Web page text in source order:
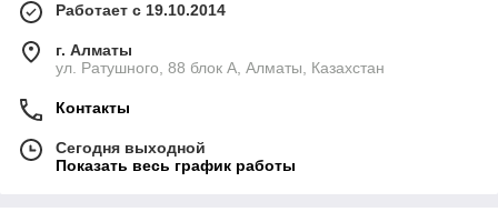
Работает с 19.10.2014
г. Алматы
ул. Ратушного, 88 блок A, Алматы, Казахстан
Контакты
Сегодня выходной
Показать весь график работы